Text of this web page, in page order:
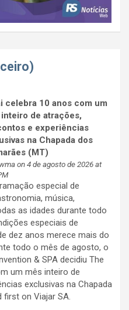
celebra 10 anos com um
inteiro de atrações,
e experiências
na Chapada dos
(MT)
on 4 de agosto de 2026 at
especial de
música,
as idades durante todo
especiais de
dez anos merece mais do
todo o mês de agosto, o
& SPA decidiu The
um mês inteiro de
exclusivas na Chapada
first on Viajar SA.